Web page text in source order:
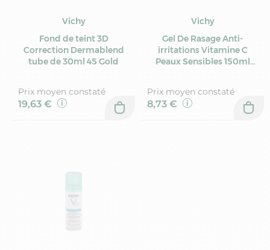
Vichy
Fond de teint 3D
Correction Dermablend
tube de 30ml 45 Gold
Prix moyen constaté
19,63 €
Vichy
Gel De Rasage Anti-
irritations Vitamine C
Peaux Sensibles 150ml
Prix moyen constaté
8,73 €